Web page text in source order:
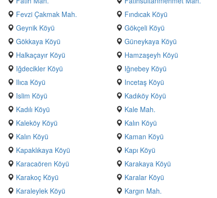
Fevzi Çakmak Mah.
Fındıcak Köyü
Geynik Köyü
Gökçeli Köyü
Gökkaya Köyü
Güneykaya Köyü
Halkaçayır Köyü
Hamzaşeyh Köyü
Iğdecikler Köyü
Iğnebey Köyü
Ilıca Köyü
Incetaş Köyü
Islim Köyü
Kadıköy Köyü
Kadılı Köyü
Kale Mah.
Kaleköy Köyü
Kalın Köyü
Kalın Köyü
Kaman Köyü
Kapaklıkaya Köyü
Kapı Köyü
Karacaören Köyü
Karakaya Köyü
Karakoç Köyü
Karalar Köyü
Karaleylek Köyü
Kargın Mah.